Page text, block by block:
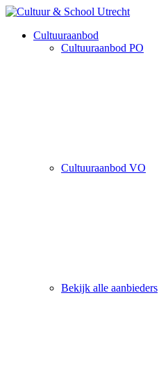
Cultuuraanbod
Cultuuraanbod PO
Cultuuraanbod VO
Bekijk alle aanbieders